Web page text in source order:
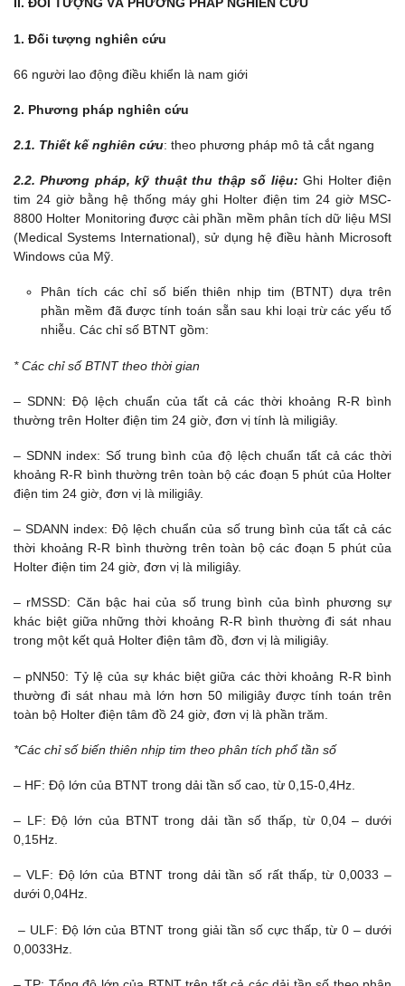
II. ĐỐI TƯỢNG VÀ PHƯƠNG PHÁP NGHIÊN CỨU
1. Đối tượng nghiên cứu
66 người lao động điều khiển là nam giới
2. Phương pháp nghiên cứu
2.1. Thiết kế nghiên cứu: theo phương pháp mô tả cắt ngang
2.2. Phương pháp, kỹ thuật thu thập số liệu: Ghi Holter điện
tim 24 giờ bằng hệ thống máy ghi Holter điện tim 24 giờ MSC-
8800 Holter Monitoring được cài phần mềm phân tích dữ liệu MSI
(Medical Systems International), sử dụng hệ điều hành Microsoft
Windows của Mỹ.
Phân tích các chỉ số biến thiên nhịp tim (BTNT) dựa trên
phần mềm đã được tính toán sẵn sau khi loại trừ các yếu tố
nhiễu. Các chỉ số BTNT gồm:
* Các chỉ số BTNT theo thời gian
– SDNN: Độ lệch chuẩn của tất cả các thời khoảng R-R bình
thường trên Holter điện tim 24 giờ, đơn vị tính là miligiây.
– SDNN index: Số trung bình của độ lệch chuẩn tất cả các thời
khoảng R-R bình thường trên toàn bộ các đoạn 5 phút của Holter
điện tim 24 giờ, đơn vị là miligiây.
– SDANN index: Độ lệch chuẩn của số trung bình của tất cả các
thời khoảng R-R bình thường trên toàn bộ các đoạn 5 phút của
Holter điện tim 24 giờ, đơn vị là miligiây.
– rMSSD: Căn bậc hai của số trung bình của bình phương sự
khác biệt giữa những thời khoảng R-R bình thường đi sát nhau
trong một kết quả Holter điện tâm đồ, đơn vị là miligiây.
– pNN50: Tỷ lệ của sự khác biệt giữa các thời khoảng R-R bình
thường đi sát nhau mà lớn hơn 50 miligiây được tính toán trên
toàn bộ Holter điện tâm đồ 24 giờ, đơn vị là phần trăm.
*Các chỉ số biến thiên nhịp tim theo phân tích phổ tần số
– HF: Độ lớn của BTNT trong dải tần số cao, từ 0,15-0,4Hz.
– LF: Độ lớn của BTNT trong dải tần số thấp, từ 0,04 – dưới
0,15Hz.
– VLF: Độ lớn của BTNT trong dải tần số rất thấp, từ 0,0033 –
dưới 0,04Hz.
– ULF: Độ lớn của BTNT trong giải tần số cực thấp, từ 0 – dưới
0,0033Hz.